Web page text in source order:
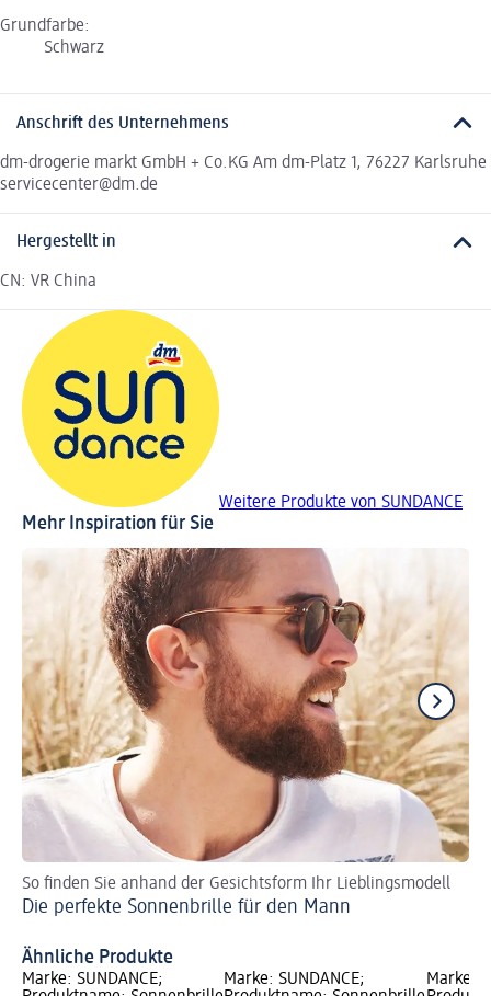
Grundfarbe:
Schwarz
Anschrift des Unternehmens
dm-drogerie markt GmbH + Co.KG Am dm-Platz 1, 76227 Karlsruhe
servicecenter@dm.de
Hergestellt in
CN: VR China
Weitere Produkte von SUNDANCE
Mehr Inspiration für Sie
So finden Sie anhand der Gesichtsform Ihr Lieblingsmodell
Die perfekte Sonnenbrille für den Mann
Ähnliche Produkte
Marke: SUNDANCE;
Marke: SUNDANCE;
Marke: